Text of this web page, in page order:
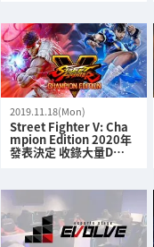
2019.11.18(Mon)
Street Fighter V: Cha
mpion Edition 2020年
發表決定 收錄大量D…